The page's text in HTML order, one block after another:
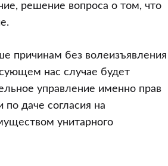
решение вопроса о том, что
причинам без волеизъявления
нас случае будет
управление именно прав
по даче согласия на
унитарного